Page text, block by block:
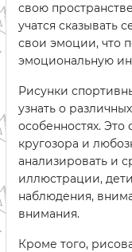
свою
учатся сказывать
свои эмоции, что
эмоциональную
Рисунки
узнать о
особенностях. Это
кругозора и
анализировать и
иллюстрации,
наблюдения,
внимания.
Кроме того,